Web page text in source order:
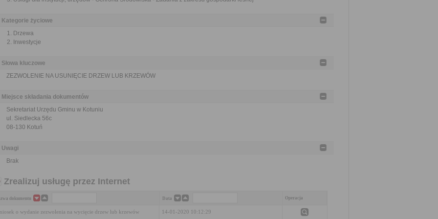
Kategorie życiowe
Drzewa
Inwestycje
Słowa kluczowe
ZEZWOLENIE NA USUNIĘCIE DRZEW LUB KRZEWÓW
Miejsce składania dokumentów
Sekretariat Urzędu Gminu w Kotuniu
ul. Siedlecka 56c
08-130 Kotuń
Uwagi
Brak
Zrealizuj usługę przez Internet
dokumentu Data Operacja
o wydanie zezwolenia na wycięcie drzew lub krzewów 14-01-2020 10:12:29